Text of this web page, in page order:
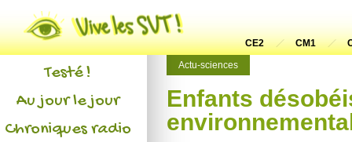
CE2 CM1
Actu-sciences
Enfants
Actualités
L'association
Testé !
Au jour le jour
Chroniques radio